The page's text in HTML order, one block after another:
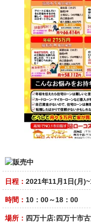
日程： 2021年11月1日(月
時間： 10：00～18：00
場所： 四万十店:四万十